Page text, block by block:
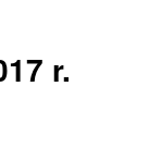
r.